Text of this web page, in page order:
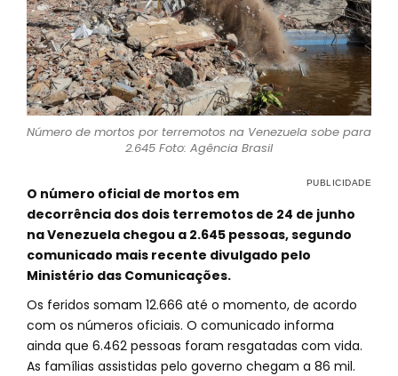
Número de mortos por terremotos na Venezuela sobe para
2.645 Foto: Agência Brasil
O número oficial de mortos em
decorrência dos dois terremotos de 24 de junho
na Venezuela chegou a 2.645 pessoas, segundo
comunicado mais recente divulgado pelo
Ministério das Comunicações.
Os feridos somam 12.666 até o momento, de acordo
com os números oficiais. O comunicado informa
ainda que 6.462 pessoas foram resgatadas com vida.
As famílias assistidas pelo governo chegam a 86 mil.